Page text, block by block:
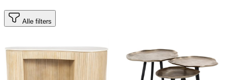
Alle filters